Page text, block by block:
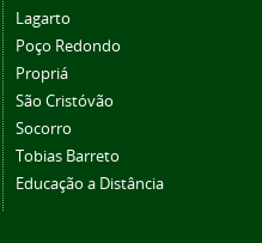
Lagarto
Poço Redondo
Propriá
São Cristóvão
Socorro
Tobias Barreto
Educação a Distância